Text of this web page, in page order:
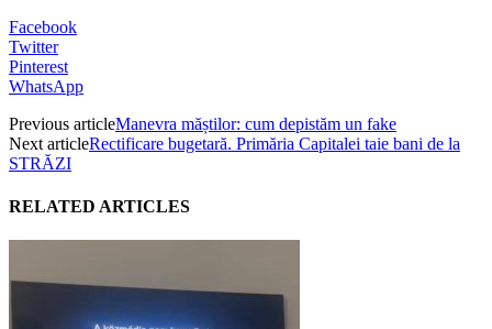
Facebook
Twitter
Pinterest
WhatsApp
Previous articleManevra măștilor: cum depistăm un fake
Next articleRectificare bugetară. Primăria Capitalei taie bani de la
STRĂZI
RELATED ARTICLES